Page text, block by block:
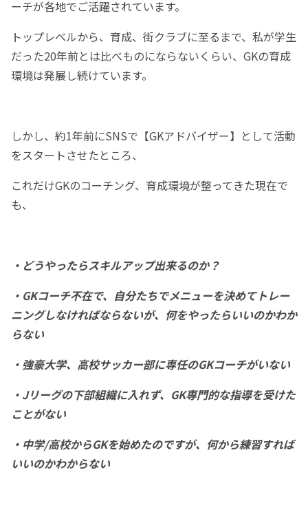
ーチが各地でご活躍されています。
トップレベルから、育成、街クラブに至るまで、私が学生
だった20年前とは比べものにならないくらい、GKの育成
環境は発展し続けています。
しかし、約1年前にSNSで【GKアドバイザー】として活動
をスタートさせたところ、
これだけGKのコーチング、育成環境が整ってきた現在で
も、
・どうやったらスキルアップ出来るのか？
・GKコーチ不在で、自分たちでメニューを決めてトレー
ニングしなければならないが、何をやったらいいのかわか
らない
・強豪大学、高校サッカー部に専任のGKコーチがいない
・Jリーグの下部組織に入れず、GK専門的な指導を受けた
ことがない
・中学/高校からGKを始めたのですが、何から練習すれば
いいのかわからない